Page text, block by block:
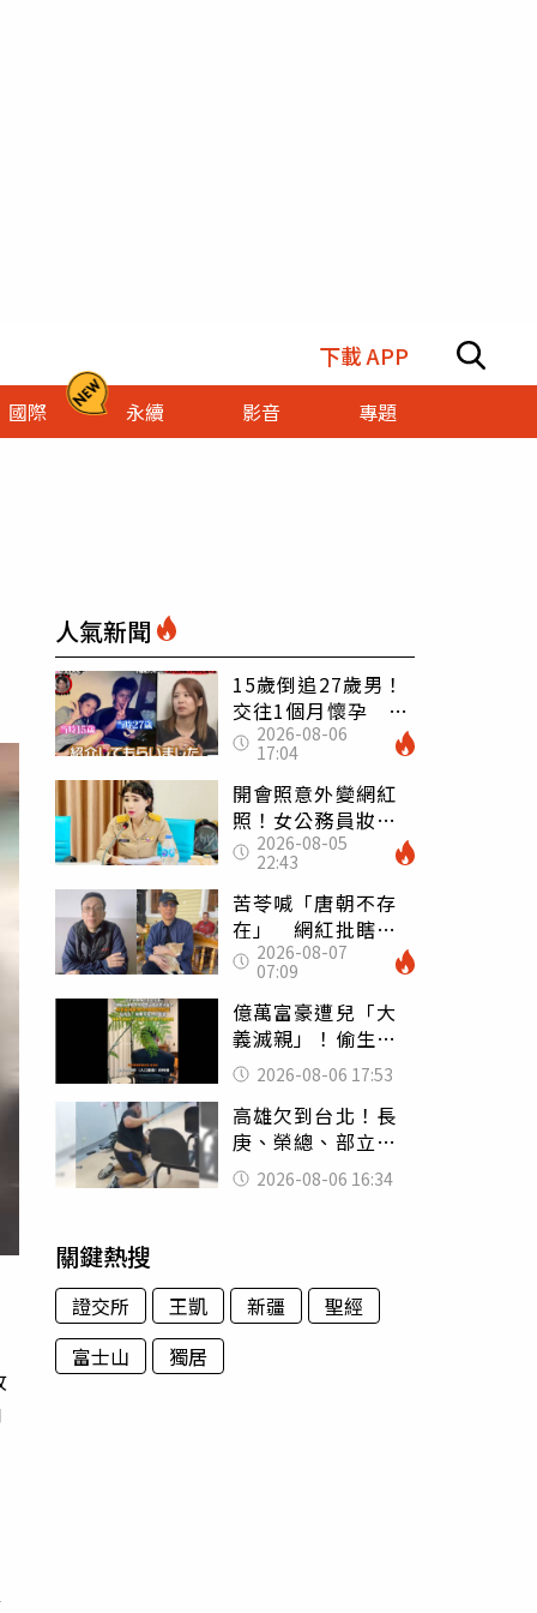
下載 APP
國際 永續 影音 專題
人氣新聞
15歲倒追27歲男！
交往1個月懷孕 36
歲當阿嬤故事曝光
2026-08-06
17:04
開會照意外變網紅
照！女公務員妝容
掀2千則留言 本人
怒嗆：化妝有錯嗎
2026-08-05
22:43
苦苓喊「唐朝不存
在」 網紅批瞎編
歷史：李白、杜甫
用鮮卑文寫詩？
2026-08-07
07:09
億萬富豪遭兒「大
義滅親」！偷生子
怕曝光 竟盜鄰居
身份辦假證落戶
2026-08-06 17:53
高雄欠到台北！長
庚、榮總、部立醫
院都受害 「醫療
暴力男」離譜紀錄
2026-08-06 16:34
關鍵熱搜
證交所 王凱 新疆
聖經
富士山
獨居